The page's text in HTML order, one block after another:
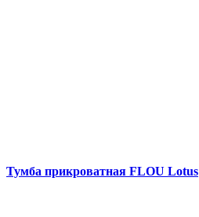
Тумба прикроватная FLOU Lotus